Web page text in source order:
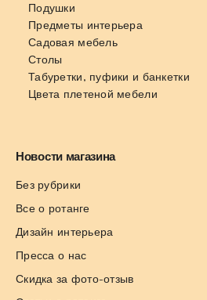
Подушки
Предметы интерьера
Садовая мебель
Столы
Табуретки, пуфики и банкетки
Цвета плетеной мебели
Новости магазина
Без рубрики
Все о ротанге
Дизайн интерьера
Пресса о нас
Скидка за фото-отзыв